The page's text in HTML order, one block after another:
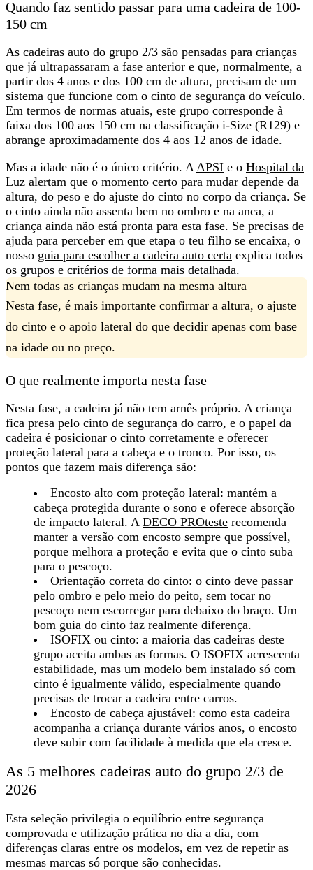
Quando faz sentido passar para uma cadeira de 100-
150 cm
As cadeiras auto do grupo 2/3 são pensadas para crianças
que já ultrapassaram a fase anterior e que, normalmente, a
partir dos 4 anos e dos 100 cm de altura, precisam de um
sistema que funcione com o cinto de segurança do veículo.
Em termos de normas atuais, este grupo corresponde à
faixa dos 100 aos 150 cm na classificação i-Size (R129) e
abrange aproximadamente dos 4 aos 12 anos de idade.
Mas a idade não é o único critério. A APSI e o Hospital da
Luz alertam que o momento certo para mudar depende da
altura, do peso e do ajuste do cinto no corpo da criança. Se
o cinto ainda não assenta bem no ombro e na anca, a
criança ainda não está pronta para esta fase. Se precisas de
ajuda para perceber em que etapa o teu filho se encaixa, o
nosso guia para escolher a cadeira auto certa explica todos
os grupos e critérios de forma mais detalhada.
Nem todas as crianças mudam na mesma altura
Nesta fase, é mais importante confirmar a altura, o ajuste
do cinto e o apoio lateral do que decidir apenas com base
na idade ou no preço.
O que realmente importa nesta fase
Nesta fase, a cadeira já não tem arnês próprio. A criança
fica presa pelo cinto de segurança do carro, e o papel da
cadeira é posicionar o cinto corretamente e oferecer
proteção lateral para a cabeça e o tronco. Por isso, os
pontos que fazem mais diferença são:
Encosto alto com proteção lateral: mantém a
cabeça protegida durante o sono e oferece absorção
de impacto lateral. A DECO PROteste recomenda
manter a versão com encosto sempre que possível,
porque melhora a proteção e evita que o cinto suba
para o pescoço.
Orientação correta do cinto: o cinto deve passar
pelo ombro e pelo meio do peito, sem tocar no
pescoço nem escorregar para debaixo do braço. Um
bom guia do cinto faz realmente diferença.
ISOFIX ou cinto: a maioria das cadeiras deste
grupo aceita ambas as formas. O ISOFIX acrescenta
estabilidade, mas um modelo bem instalado só com
cinto é igualmente válido, especialmente quando
precisas de trocar a cadeira entre carros.
Encosto de cabeça ajustável: como esta cadeira
acompanha a criança durante vários anos, o encosto
deve subir com facilidade à medida que ela cresce.
As 5 melhores cadeiras auto do grupo 2/3 de
2026
Esta seleção privilegia o equilíbrio entre segurança
comprovada e utilização prática no dia a dia, com
diferenças claras entre os modelos, em vez de repetir as
mesmas marcas só porque são conhecidas.